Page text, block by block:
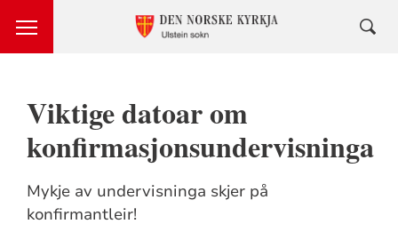
Viktige datoar om
konfirmasjonsundervisninga
Mykje av undervisninga skjer på
konfirmantleir!